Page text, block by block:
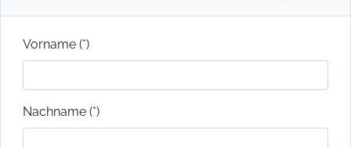
Vorname (*)
Nachname (*)